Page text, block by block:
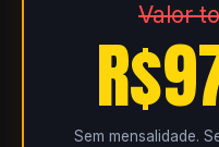
Valor
Sem mensalidade.